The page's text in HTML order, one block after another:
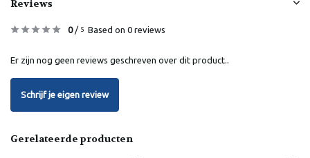
Reviews
0/ 5 Based on 0 reviews
Er zijn nog geen reviews geschreven over dit product..
Schrijf je eigen review
Gerelateerde producten